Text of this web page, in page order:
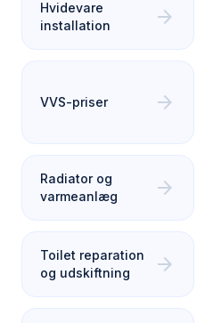
Hvidevare
installation
arrow_forward
VVS-priser arrow_forward
Radiator og
varmeanlæg
arrow_forward
Toilet reparation
og udskiftning
arrow_forward